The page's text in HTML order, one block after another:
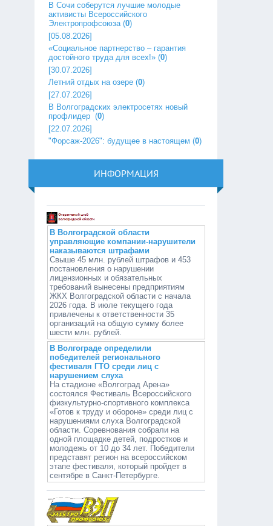
В Сочи соберутся лучшие молодые
активисты Всероссийского
Электропрофсоюза (0)
[05.08.2026]
«Социальное партнерство – гарантия
достойного труда для всех!» (0)
[30.07.2026]
Летний отдых на озере (0)
[27.07.2026]
В Волгоградских электросетях новый
профлидер ‎ (0)
[22.07.2026]
"Форсаж-2026": будущее в настоящем (0)
ИНФОРМАЦИЯ
В Волгоградской области
управляющие компании-нарушители
наказываются штрафами
Свыше 45 млн. рублей штрафов и 453
постановления о нарушении
лицензионных и обязательных
требований вынесены предприятиям
ЖКХ Волгоградской области с начала
2026 года. В июле текущего года
привлечены к ответственности 35
организаций на общую сумму более
шести млн. рублей.
В Волгограде определили
победителей регионального
фестиваля ГТО среди лиц с
нарушением слуха
На стадионе «Волгоград Арена»
состоялся Фестиваль Всероссийского
физкультурно-спортивного комплекса
«Готов к труду и обороне» среди лиц с
нарушениями слуха Волгоградской
области. Соревнования собрали на
одной площадке детей, подростков и
молодежь от 10 до 34 лет. Победители
представят регион на всероссийском
этапе фестиваля, который пройдет в
сентябре в Санкт-Петербурге.